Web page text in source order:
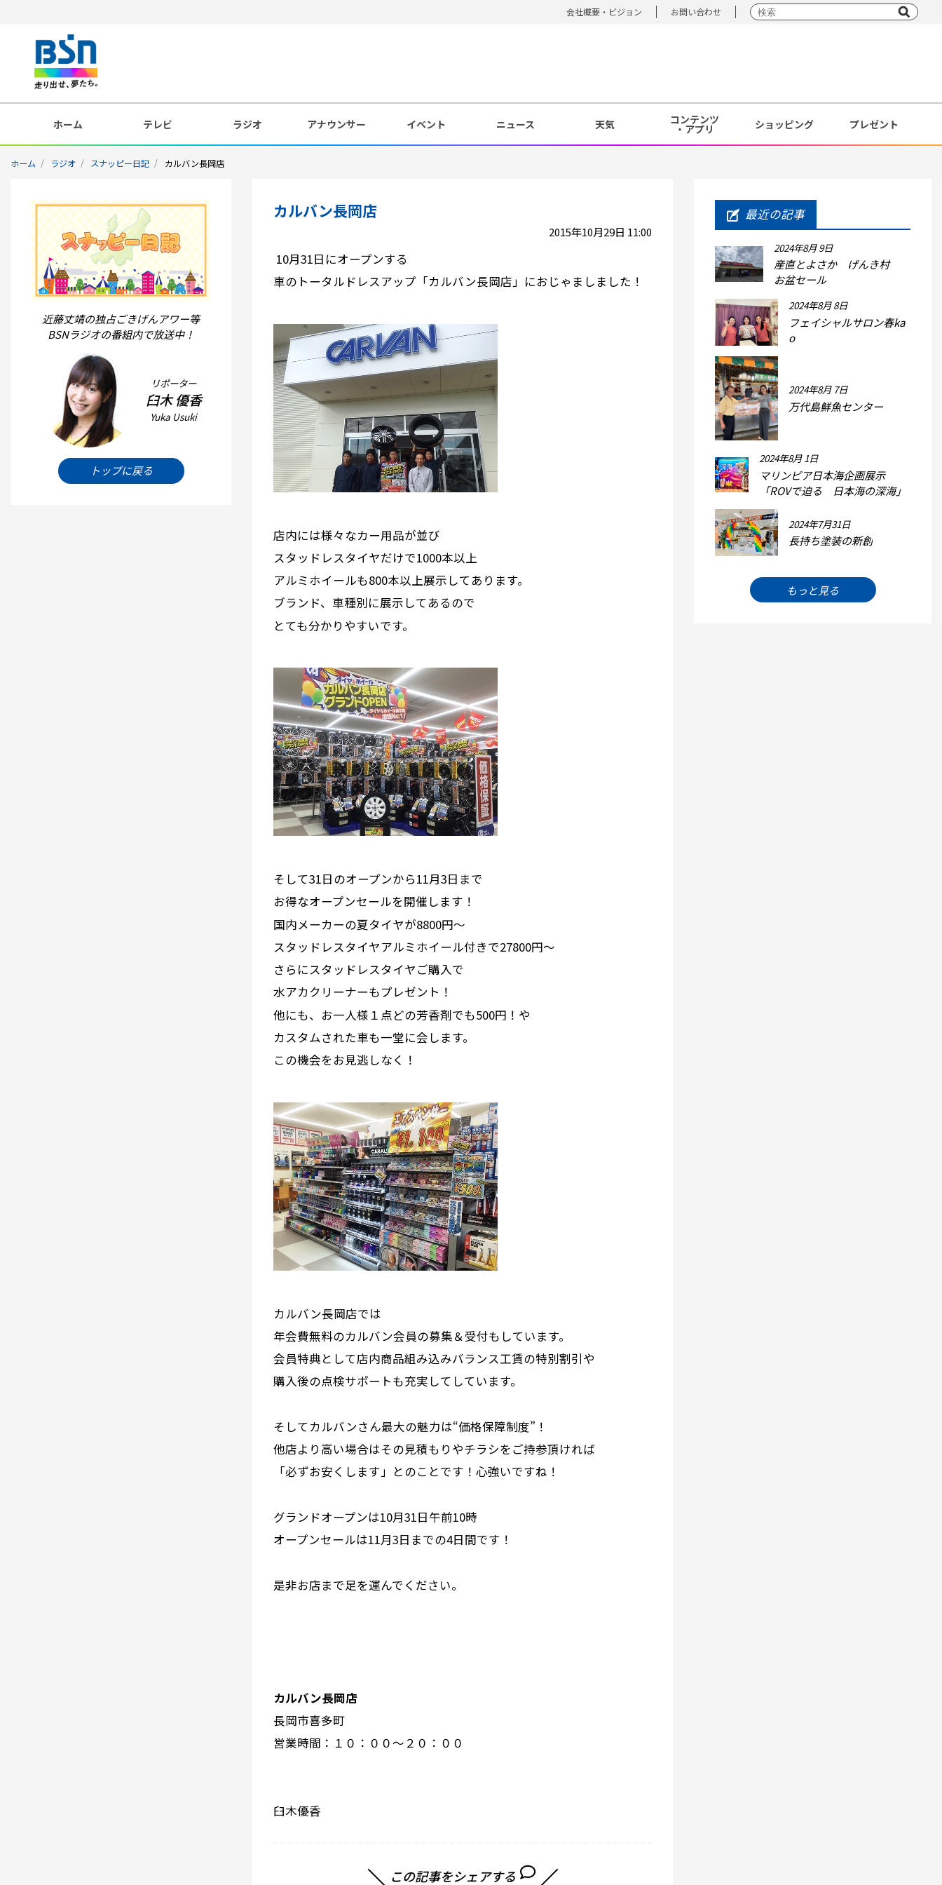
会社概要・ビジョン お問い合わせ
ホーム テレビ ラジオ アナウンサー イベント ニュース 天気 コンテンツ
・アプリ ショッピング プレゼント
ホーム ラジオ スナッピー日記 カルバン長岡店
近藤丈靖の独占ごきげんアワー等
BSNラジオの番組内で放送中！
リポーター
臼木 優香
Yuka Usuki
トップに戻る
カルバン長岡店
2015年10月29日 11:00
10月31日にオープンする
車のトータルドレスアップ「カルバン長岡店」におじゃましました！
店内には様々なカー用品が並び
スタッドレスタイヤだけで1000本以上
アルミホイールも800本以上展示してあります。
ブランド、車種別に展示してあるので
とても分かりやすいです。
そして31日のオープンから11月3日まで
お得なオープンセールを開催します！
国内メーカーの夏タイヤが8800円～
スタッドレスタイヤアルミホイール付きで27800円～
さらにスタッドレスタイヤご購入で
水アカクリーナーもプレゼント！
他にも、お一人様１点どの芳香剤でも500円！や
カスタムされた車も一堂に会します。
この機会をお見逃しなく！
カルバン長岡店では
年会費無料のカルバン会員の募集＆受付もしています。
会員特典として店内商品組み込みバランス工賃の特別割引や
購入後の点検サポートも充実してしています。
そしてカルバンさん最大の魅力は“価格保障制度”！
他店より高い場合はその見積もりやチラシをご持参頂ければ
「必ずお安くします」とのことです！心強いですね！
グランドオープンは10月31日午前10時
オープンセールは11月3日までの4日間です！
是非お店まで足を運んでください。
カルバン長岡店
長岡市喜多町
営業時間：１０：００～２０：００
臼木優香
この記事をシェアする
最近の記事
2024年8月 9日
産直とよさか げんき村
お盆セール
2024年8月 8日
フェイシャルサロン春ka
o
2024年8月 7日
万代島鮮魚センター
2024年8月 1日
マリンピア日本海企画展示
「ROVで迫る 日本海の深海」
2024年7月31日
長持ち塗装の新創
もっと見る